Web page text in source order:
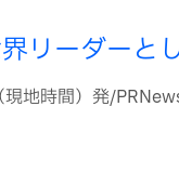
リーダーと
地時間）発/